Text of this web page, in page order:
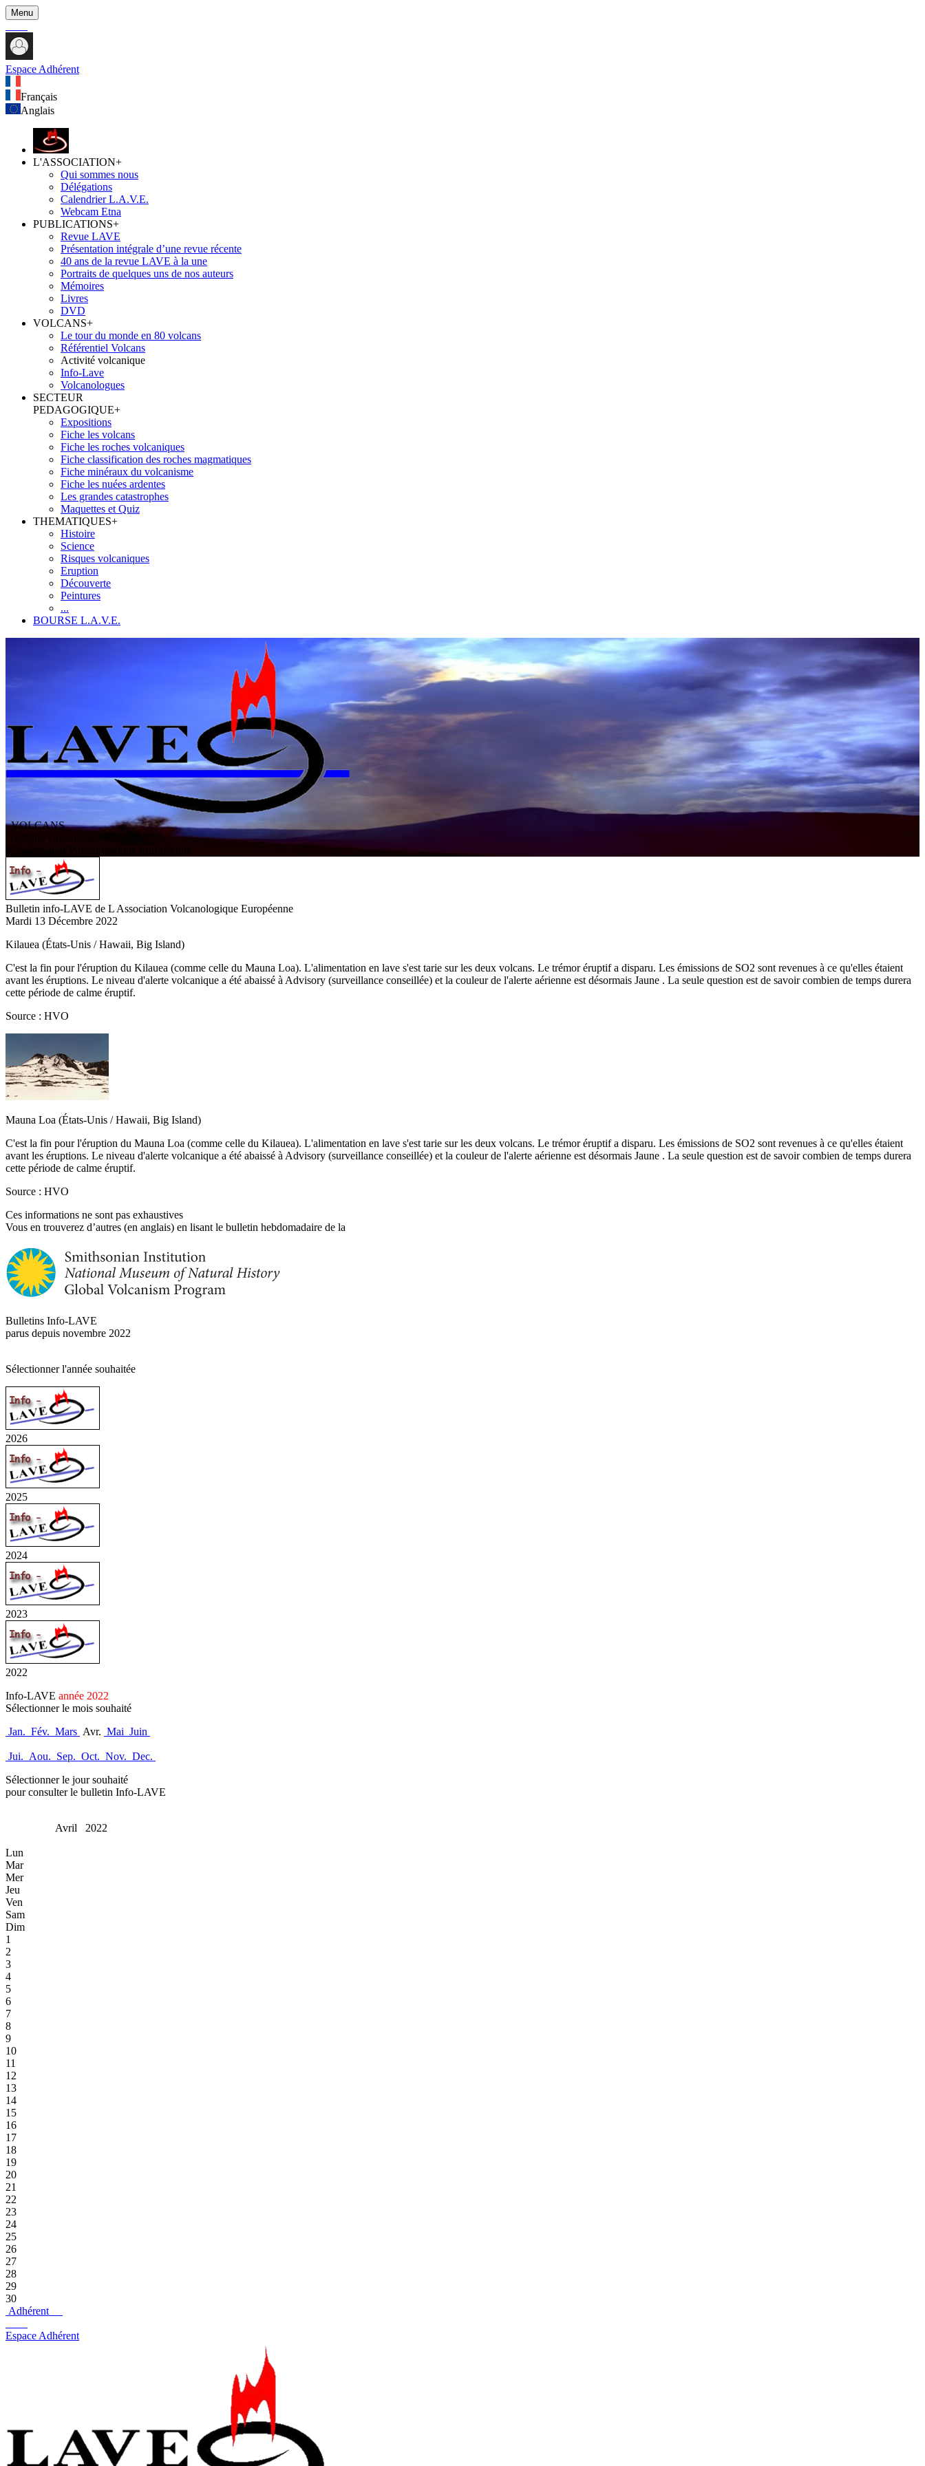
Menu
Espace Adhérent
Français
Anglais
L'ASSOCIATION+
Qui sommes nous
Délégations
Calendrier L.A.V.E.
Webcam Etna
PUBLICATIONS+
Revue LAVE
Présentation intégrale d’une revue récente
40 ans de la revue LAVE à la une
Portraits de quelques uns de nos auteurs
Mémoires
Livres
DVD
VOLCANS+
Le tour du monde en 80 volcans
Référentiel Volcans
Activité volcanique
Info-Lave
Volcanologues
SECTEUR
PEDAGOGIQUE+
Expositions
Fiche les volcans
Fiche les roches volcaniques
Fiche classification des roches magmatiques
Fiche minéraux du volcanisme
Fiche les nuées ardentes
Les grandes catastrophes
Maquettes et Quiz
THEMATIQUES+
Histoire
Science
Risques volcaniques
Eruption
Découverte
Peintures
...
BOURSE L.A.V.E.
VOLCANS
olcanologique
Bulletin info-LAVE de L Association Volcanologique Européenne
Mardi 13 Décembre 2022
Kilauea (États-Unis / Hawaii, Big Island)
C'est la fin pour l'éruption du Kilauea (comme celle du Mauna Loa). L'alimentation en lave s'est tarie sur les deux volcans. Le trémor éruptif a disparu. Les émissions de SO2 sont revenues à ce qu'elles étaient
avant les éruptions. Le niveau d'alerte volcanique a été abaissé à Advisory (surveillance conseillée) et la couleur de l'alerte aérienne est désormais Jaune . La seule question est de savoir combien de temps durera
cette période de calme éruptif.
Source : HVO
Mauna Loa (États-Unis / Hawaii, Big Island)
C'est la fin pour l'éruption du Mauna Loa (comme celle du Kilauea). L'alimentation en lave s'est tarie sur les deux volcans. Le trémor éruptif a disparu. Les émissions de SO2 sont revenues à ce qu'elles étaient
avant les éruptions. Le niveau d'alerte volcanique a été abaissé à Advisory (surveillance conseillée) et la couleur de l'alerte aérienne est désormais Jaune . La seule question est de savoir combien de temps durera
cette période de calme éruptif.
Source : HVO
Ces informations ne sont pas exhaustives
Vous en trouverez d’autres (en anglais) en lisant le bulletin hebdomadaire de la
Bulletins Info-LAVE
parus depuis novembre 2022
Sélectionner l'année souhaitée
2026
2025
2024
2023
2022
Info-LAVE année 2022
Sélectionner le mois souhaité
Jan. Fév. Mars Avr. Mai Juin
Jui. Aou. Sep. Oct. Nov. Dec.
Sélectionner le jour souhaité
pour consulter le bulletin Info-LAVE
Avril 2022
Lun
Mar
Mer
Jeu
Ven
Sam
Dim
1
2
3
4
5
6
7
8
9
10
11
12
13
14
15
16
17
18
19
20
21
22
23
24
25
26
27
28
29
30
Adhérent
Espace Adhérent